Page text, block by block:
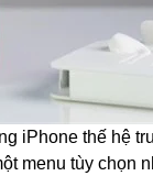
iPhone thế hệ
menu tùy chọn